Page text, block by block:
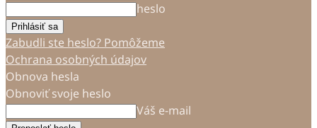
heslo
Zabudli ste heslo? Pomôžeme
Ochrana osobných údajov
Obnova hesla
Obnoviť svoje heslo
Váš e-mail